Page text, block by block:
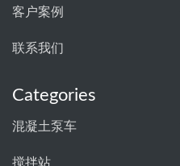
客户案例
联系我们
Categories
混凝土泵车
搅拌站